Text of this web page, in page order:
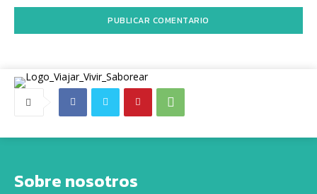
Sobre nosotros